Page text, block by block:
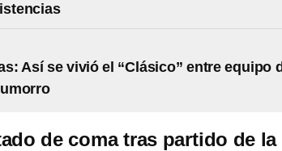
Así se vivió el “Clásico” entre equipo
de coma tras partido de la